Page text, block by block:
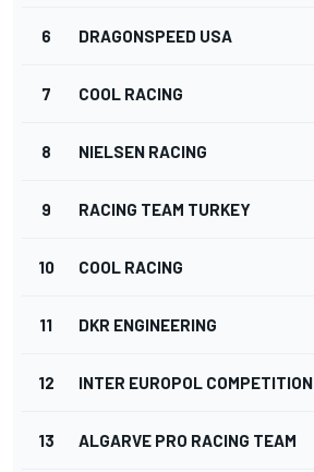
6 DRAGONSPEED USA
7 COOL RACING
8 NIELSEN RACING
9 RACING TEAM TURKEY
10 COOL RACING
11 DKR ENGINEERING
12 INTER EUROPOL COMPETITION
13 ALGARVE PRO RACING TEAM